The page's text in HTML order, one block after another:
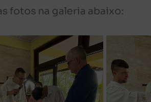
fotos na galeria abaixo: